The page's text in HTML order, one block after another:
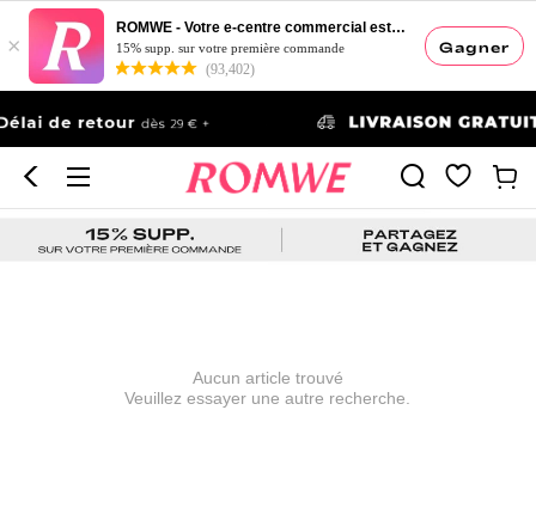
Gagner
×
ROMWE - Votre e-centre commercial esthétique
15% supp. sur votre première commande
(93,402)
Aucun article trouvé
Veuillez essayer une autre recherche.